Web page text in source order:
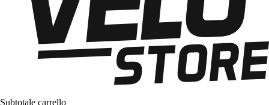
Subtotale carrello